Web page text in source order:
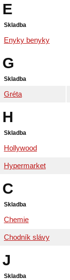
E
Skladba
Enyky benyky
G
Skladba
Gréta
H
Skladba
Hollywood
Hypermarket
C
Skladba
Chemie
Chodník slávy
J
Skladba